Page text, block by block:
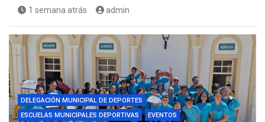
1 semana atrás admin
DELEGACIÓN MUNICIPAL DE DEPORTES
ESCUELAS MUNICIPALES DEPORTIVAS
EVENTOS